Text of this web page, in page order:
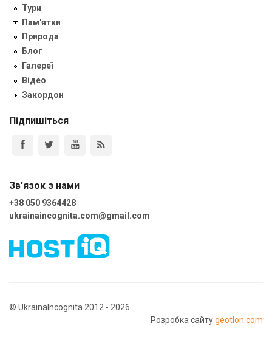
Тури
Пам'ятки
Природа
Блог
Галереї
Відео
Закордон
Підпишіться
Зв'язок з нами
+38 050 9364428
ukrainaincognita.com@gmail.com
© UkrainaIncognita 2012 - 2026
Розробка сайтуgeotlon.com